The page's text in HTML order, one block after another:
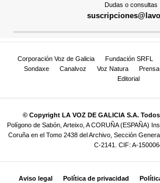
Dudas o consultas
Corporación Voz de Galicia Fundación SRFL
Sondaxe
Canalvoz Voz Natura
Editorial
© Copyright LA VOZ DE GALICIA S.A.
Polígono de Sabón, Arteixo, A CORUÑA (ESPAÑA)
Coruña en el Tomo 2438 del Archivo, Sección
C-2141. CIF: A-
Aviso legal Política de privacidad